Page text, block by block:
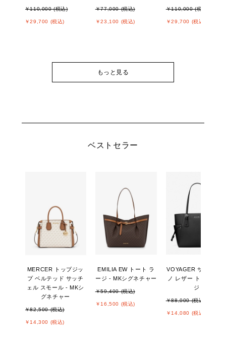
￥110,000 (税込)
￥29,700 (税込)
￥77,000 (税込)
￥23,100 (税込)
￥110,000 (税込)
￥29,700 (税込)
もっと見る
ベストセラー
MERCER トップジッ
プ ベルテッド サッチ
ェル スモール - MKシ
グネチャー
￥82,500 (税込)
￥14,300 (税込)
EMILIA EW トート ラ
ージ - MKシグネチャー
￥59,400 (税込)
￥16,500 (税込)
VOYAGER サフィア
ノ レザー トート ラー
ジ
￥88,000 (税込)
￥14,080 (税込)